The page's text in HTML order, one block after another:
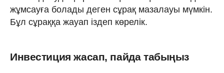
жұмсауға болады деген сұрақ мазалауы мүмкін.
Бұл сұраққа жауап іздеп көрелік.
Инвестиция жасап, пайда табыңыз